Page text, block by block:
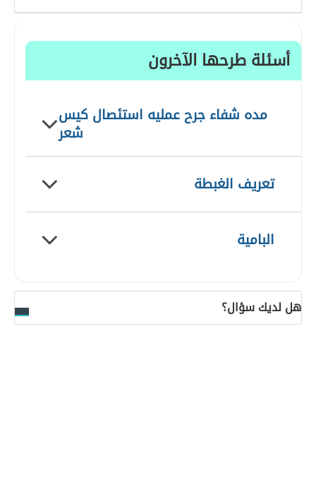
أسئلة طرحها الآخرون
مده شفاء جرح عمليه استئصال كيس
شعر
تعريف الغبطة
البامية
هل لديك سؤال؟